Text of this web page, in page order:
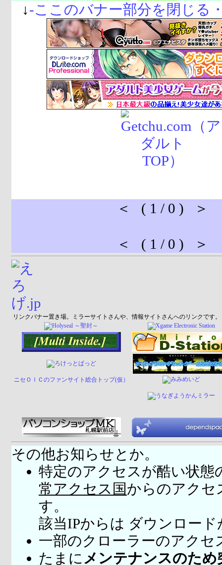
↓-ここのバナー部分を閉じる
＜ ( 1 / 0 ) ＞
＜ ( 1 / 0 ) ＞
リンクバナー置き場。ミラーサイトさんや、情報サイトさんへのリンクです。
ニセＯＩＣのファンサイト総合トップ(仮）
その他お知らせとか。
特定のアクセスが酷い状態
常アクセス国からのアクセ
す。
該当IPからは ダウンロー
一部のクローラーのアクセ
たまに メンテナンスのため